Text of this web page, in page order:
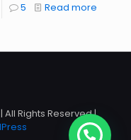
5 Read more
| All Rights Reserved |